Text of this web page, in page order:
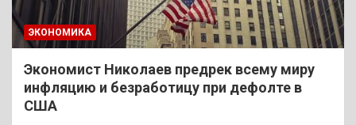
ЭКОНОМИКА
Экономист Николаев предрек всему миру
инфляцию и безработицу при дефолте в
США